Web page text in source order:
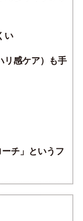
い
リ感ケア）も手
チ」というフ